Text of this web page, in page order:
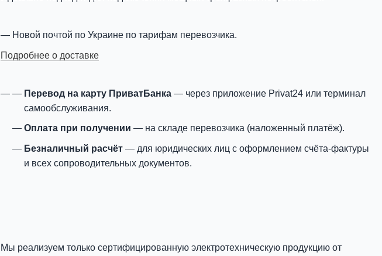
Новой почтой по Украине по тарифам перевозчика.
Подробнее о доставке
Перевод на карту ПриватБанка — через приложение Privat24 или терминал
самообслуживания.
Оплата при получении — на складе перевозчика (наложенный платёж).
Безналичный расчёт — для юридических лиц с оформлением счёта-фактуры
и всех сопроводительных документов.
Мы реализуем только сертифицированную электротехническую продукцию от